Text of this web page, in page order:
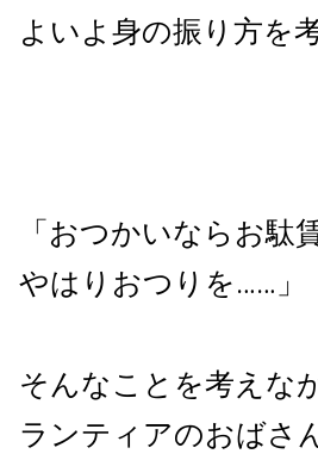
よいよ身の振り方を
「おつかいならお
やはりおつりを……」
そんなことを考えな
ランティアのおばさ